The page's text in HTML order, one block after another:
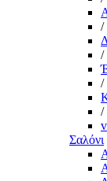
/
/
/
/
Σαλόνι